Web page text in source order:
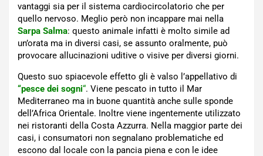
vantaggi sia per il sistema cardiocircolatorio che per
quello nervoso. Meglio però non incappare mai nella
Sarpa Salma: questo animale infatti è molto simile ad
un’orata ma in diversi casi, se assunto oralmente, può
provocare allucinazioni uditive o visive per diversi giorni.
Questo suo spiacevole effetto gli è valso l’appellativo di
“pesce dei sogni“. Viene pescato in tutto il Mar
Mediterraneo ma in buone quantità anche sulle sponde
dell’Africa Orientale. Inoltre viene ingentemente utilizzato
nei ristoranti della Costa Azzurra. Nella maggior parte dei
casi, i consumatori non segnalano problematiche ed
escono dal locale con la pancia piena e con le idee